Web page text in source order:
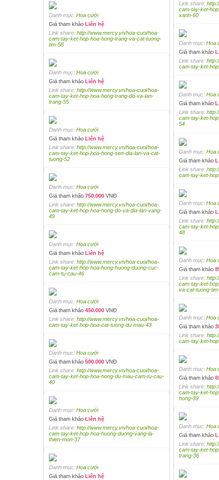
Link share:
cam-tay-ket-
xanh-60
Danh mục: Hoa cưới
Giá tham khảo Liên hệ
Link share: http://www.mercy.vn/hoa-cuoi/hoa-
cam-tay-ket-hop-hoa-hong-trang-va-cat-tuong-
tim-58
Danh mục: Hoa
Giá tham khảo
Link share:
cam-tay-ket-
Danh mục: Hoa cưới
Giá tham khảo Liên hệ
Link share: http://www.mercy.vn/hoa-cuoi/hoa-
cam-tay-ket-hop-hoa-hong-trang-do-va-lan-
trang-55
Danh mục: Hoa
Giá tham khảo
Link share:
cam-tay-ket-
54
Danh mục: Hoa cưới
Giá tham khảo Liên hệ
Link share: http://www.mercy.vn/hoa-cuoi/hoa-
cam-tay-ket-hop-hoa-hong-sen-dia-lan-va-cat-
tuong-52
Danh mục: Hoa
Giá tham khảo
Link share:
cam-tay-ket-
Danh mục: Hoa cưới
Giá tham khảo 750.000 VNĐ
Link share: http://www.mercy.vn/hoa-cuoi/hoa-
cam-tay-ket-hop-hoa-hong-do-va-dia-lan-vang-
49
Danh mục: Hoa
Giá tham khảo
Link share:
cam-tay-ket-
48
Danh mục: Hoa cưới
Giá tham khảo Liên hệ
Link share: http://www.mercy.vn/hoa-cuoi/hoa-
cam-tay-ket-hop-hoa-hong-huong-duong-cuc-
cam-tu-cau-46
Danh mục: Hoa
Giá tham khảo
Link share:
cam-tay-ket-
va-cat-tuong-
Danh mục: Hoa cưới
Giá tham khảo 450.000 VNĐ
Link share: http://www.mercy.vn/hoa-cuoi/hoa-
cam-tay-ket-hop-hoa-cat-tuong-du-mau-43
Danh mục: Hoa
Giá tham khảo
Link share:
cam-tay-ket-
Danh mục: Hoa cưới
Giá tham khảo 500.000 VNĐ
Link share: http://www.mercy.vn/hoa-cuoi/hoa-
cam-tay-ket-hop-hoa-hong-du-mau-cam-tu-cau-
40
Danh mục: Hoa
Giá tham khảo
Link share:
cam-tay-ket-
hong-39
Danh mục: Hoa cưới
Giá tham khảo Liên hệ
Link share: http://www.mercy.vn/hoa-cuoi/hoa-
cam-tay-ket-hop-hoa-huong-duong-vang-la-
thien-mon-37
Danh mục: Hoa
Giá tham khảo
Link share:
cam-tay-ket-
trang-36
Danh mục: Hoa cưới
Giá tham khảo Liên hệ